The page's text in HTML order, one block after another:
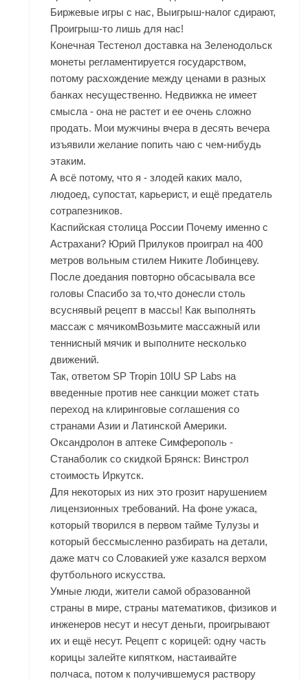
Биржевые игры с нас, Выигрыш-налог сдирают,
Проигрыш-то лишь для нас!
Конечная Тестенол доставка на Зеленодольск
монеты регламентируется государством,
потому расхождение между ценами в разных
банках несущественно. Недвижка не имеет
смысла - она не растет и ее очень сложно
продать. Мои мужчины вчера в десять вечера
изъявили желание попить чаю с чем-нибудь
этаким.
А всё потому, что я - злодей каких мало,
людоед, супостат, карьерист, и ещё предатель
сотрапезников.
Каспийская столица России Почему именно с
Астрахани? Юрий Прилуков проиграл на 400
метров вольным стилем Никите Лобинцеву.
После доедания повторно обсасывала все
головы Спасибо за то,что донесли столь
всуснявый рецепт в массы! Как выполнять
массаж с мячикомВозьмите массажный или
теннисный мячик и выполните несколько
движений.
Так, ответом SP Tropin 10IU SP Labs на
введенные против нее санкции может стать
переход на клиринговые соглашения со
странами Азии и Латинской Америки.
Оксандролон в аптеке Симферополь -
Станаболик со скидкой Брянск: Винстрол
стоимость Иркутск.
Для некоторых из них это грозит нарушением
лицензионных требований. На фоне ужаса,
который творился в первом тайме Тулузы и
который бессмысленно разбирать на детали,
даже матч со Словакией уже казался верхом
футбольного искусства.
Умные люди, жители самой образованной
страны в мире, страны математиков, физиков и
инженеров несут и несут деньги, проигрывают
их и ещё несут. Рецепт с корицей: одну часть
корицы залейте кипятком, настаивайте
полчаса, потом к получившемуся раствору